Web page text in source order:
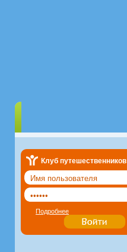
Клуб путешественников
Подробнее